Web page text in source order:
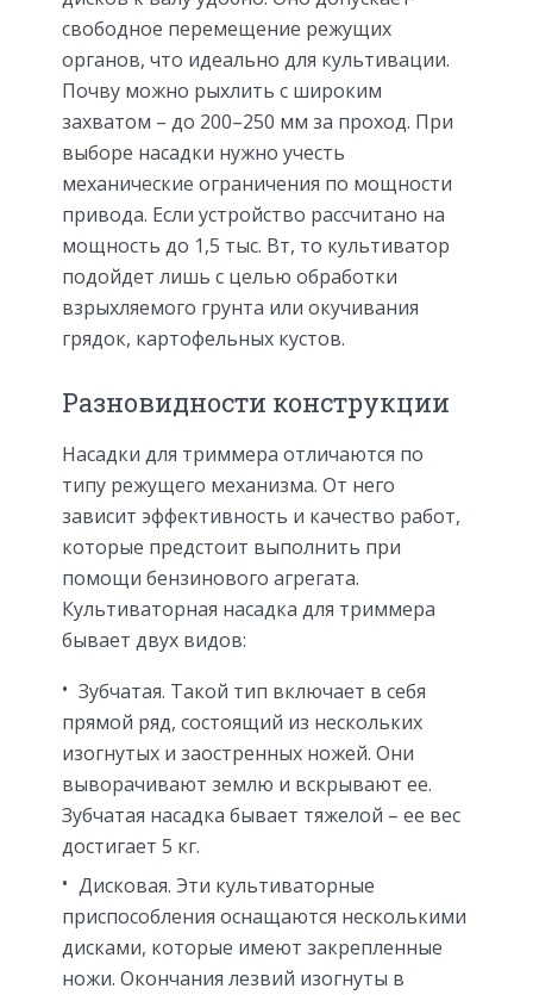
свободное перемещение режущих
органов, что идеально для культивации.
Почву можно рыхлить с широким
захватом – до 200–250 мм за проход. При
выборе насадки нужно учесть
механические ограничения по мощности
привода. Если устройство рассчитано на
мощность до 1,5 тыс. Вт, то культиватор
подойдет лишь с целью обработки
взрыхляемого грунта или окучивания
грядок, картофельных кустов.
Разновидности конструкции
Насадки для триммера отличаются по
типу режущего механизма. От него
зависит эффективность и качество работ,
которые предстоит выполнить при
помощи бензинового агрегата.
Культиваторная насадка для триммера
бывает двух видов:
Зубчатая. Такой тип включает в себя
прямой ряд, состоящий из нескольких
изогнутых и заостренных ножей. Они
выворачивают землю и вскрывают ее.
Зубчатая насадка бывает тяжелой – ее вес
достигает 5 кг.
Дисковая. Эти культиваторные
приспособления оснащаются несколькими
дисками, которые имеют закрепленные
ножи. Окончания лезвий изогнуты в